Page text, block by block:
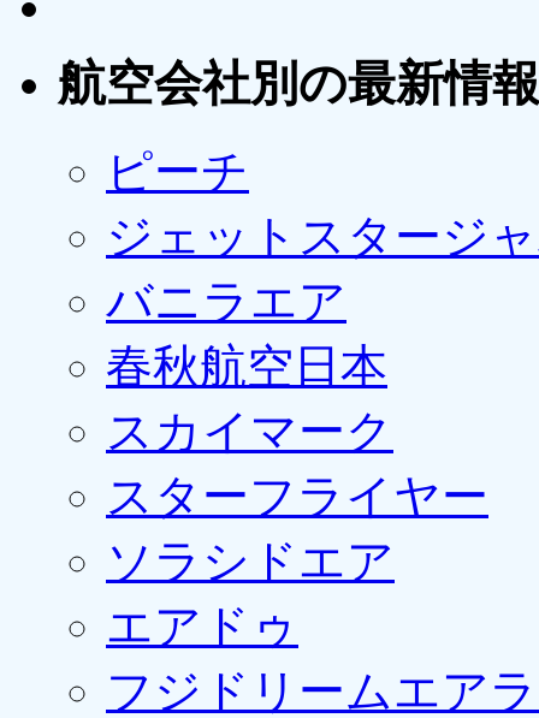
航空会社別の最新情報
ピーチ
ジェットスタージ
バニラエア
春秋航空日本
スカイマーク
スターフライヤー
ソラシドエア
エアドゥ
フジドリームエア